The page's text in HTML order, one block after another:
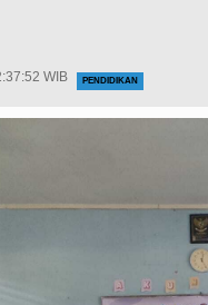
WIB
PENDIDIKAN